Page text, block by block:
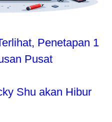
Penetapan 1
Pusat
Shu akan Hibur